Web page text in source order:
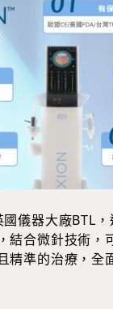
國儀器大廠BTL
結合微針技術，
精準的治療，全